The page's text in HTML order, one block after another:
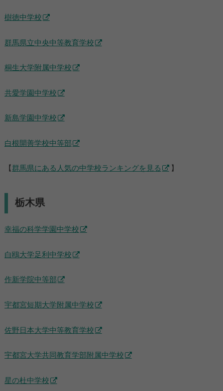
樹徳中学校
群馬県立中央中等教育学校
桐生大学附属中学校
共愛学園中学校
新島学園中学校
白根開善学校中等部
【 群馬県にある人気の中学校ランキングを見る 】
栃木県
幸福の科学学園中学校
白鴎大学足利中学校
作新学院中等部
宇都宮短期大学附属中学校
佐野日本大学中等教育学校
宇都宮大学共同教育学部附属中学校
星の杜中学校